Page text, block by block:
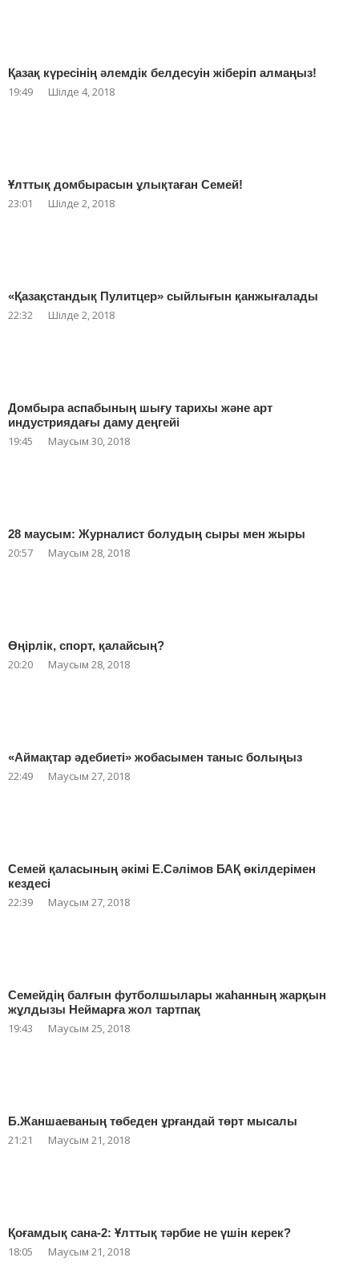
Қазақ күресінің әлемдік белдесуін жіберіп алмаңыз!
19:49 Шілде 4, 2018
Ұлттық домбырасын ұлықтаған Семей!
23:01 Шілде 2, 2018
«Қазақстандық Пулитцер» сыйлығын қанжығалады
22:32 Шілде 2, 2018
Домбыра аспабының шығу тарихы және арт
индустриядағы даму деңгейі
19:45 Маусым 30, 2018
28 маусым: Журналист болудың сыры мен жыры
20:57 Маусым 28, 2018
Өңірлік, спорт, қалайсың?
20:20 Маусым 28, 2018
«Аймақтар әдебиеті» жобасымен таныс болыңыз
22:49 Маусым 27, 2018
Семей қаласының әкімі Е.Сәлімов БАҚ өкілдерімен
кездесі
22:39 Маусым 27, 2018
Семейдің балғын футболшылары жаһанның жарқын
жұлдызы Неймарға жол тартпақ
19:43 Маусым 25, 2018
Б.Жаншаеваның төбеден ұрғандай төрт мысалы
21:21 Маусым 21, 2018
Қоғамдық сана-2: Ұлттық тәрбие не үшін керек?
18:05 Маусым 21, 2018